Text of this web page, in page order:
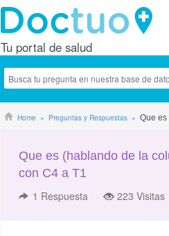
Tu portal de salud
Home Preguntas y Respuestas Que es
Que es (hablando de la
con C4 a T1
1 Respuesta 223 Visitas